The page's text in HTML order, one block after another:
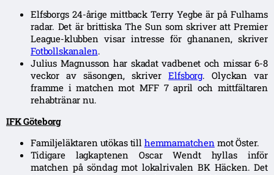
Elfsborgs 24-årige mittback Terry Yegbe är på Fulhams
radar. Det är brittiska The Sun som skriver att Premier
League-klubben visar intresse för ghananen, skriver
Fotbollskanalen.
Julius Magnusson har skadat vadbenet och missar 6-8
veckor av säsongen, skriverElfsborg. Olyckan var
framme i matchen mot MFF 7 april och mittfältaren
rehabtränar nu.
IFK Göteborg
Familjeläktaren utökas till hemmamatchen mot Öster.
Tidigare lagkaptenen Oscar Wendt hyllas inför
matchen på söndag mot lokalrivalen BK Häcken. Det